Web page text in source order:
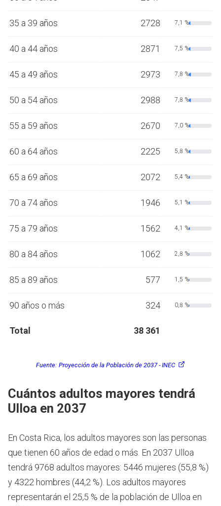
35 a 39 años 2728 7,1 %
40 a 44 años 2871 7,5 %
45 a 49 años 2973 7,8 %
50 a 54 años 2988 7,8 %
55 a 59 años 2670 7,0 %
60 a 64 años 2225 5,8 %
65 a 69 años 2072 5,4 %
70 a 74 años 1946 5,1 %
75 a 79 años 1562 4,1 %
80 a 84 años 1062 2,8 %
85 a 89 años 577 1,5 %
90 años o más 324 0,8 %
Total 38 361
Fuente: Proyección de la Población de 2037 - INEC
Cuántos adultos mayores tendrá
Ulloa en 2037
En Costa Rica, los adultos mayores son las personas
que tienen 60 años de edad o más. En 2037 Ulloa
tendrá 9768 adultos mayores: 5446 mujeres (55,8 %)
y 4322 hombres (44,2 %). Los adultos mayores
representarán el 25,5 % de la población de Ulloa en